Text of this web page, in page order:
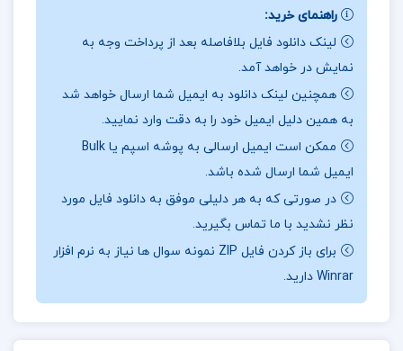
اگزیستانسیالیسم را درک کرده و به عمق باورها و
دیدگاه‌های فلسفی او پی ببرند.جهت خرید فایل های
بیشتر پروژه کده را دنبال کنید.
درباره نویسنده کتاب فارسی عمومی حسن ذولفقاری :
مساله خوشبختی صحبت کنیم: خوشبختی کامل شاید
وجود نداشته باشد، اما لحظات شادی و رضایت به وفور
در زندگی یافت می‌شوند. چند سال پیش در یکی از
مناطق ییلاقی خوش آب و هوای چهار کیلومتری شهر
زیبا و دیدنی ژئو، یک بنای بسیار مجلل به چشم می‌خورد
که نشان دهنده تجربه‌ای از این لحظات خوشبختی بود.
راهنمای خرید:
لینک دانلود فایل بلافاصله بعد از پرداخت وجه به
نمایش در خواهد آمد.
همچنین لینک دانلود به ایمیل شما ارسال خواهد شد
به همین دلیل ایمیل خود را به دقت وارد نمایید.
ممکن است ایمیل ارسالی به پوشه اسپم یا Bulk
ایمیل شما ارسال شده باشد.
در صورتی که به هر دلیلی موفق به دانلود فایل مورد
نظر نشدید با ما تماس بگیرید.
برای باز کردن فایل ZIP نمونه سوال ها نیاز به نرم افزار
Winrar دارید.